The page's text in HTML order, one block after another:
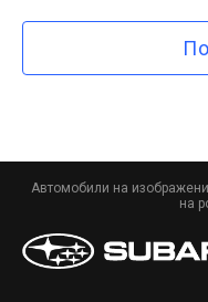
Автомобили на
на